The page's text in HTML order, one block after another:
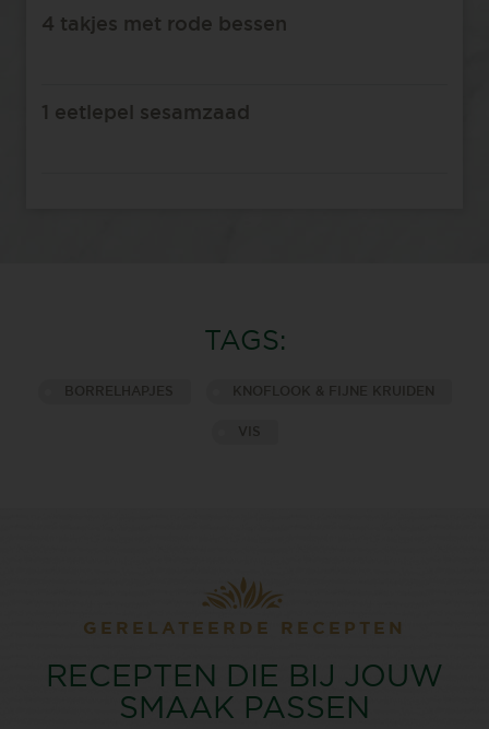
4 takjes met rode bessen
1 eetlepel sesamzaad
TAGS:
BORRELHAPJES KNOFLOOK & FIJNE KRUIDEN
VIS
GERELATEERDE RECEPTEN
RECEPTEN DIE BIJ JOUW
SMAAK PASSEN